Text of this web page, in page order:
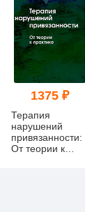
1375 ₽
Терапия
нарушений
привязанности:
От теории к